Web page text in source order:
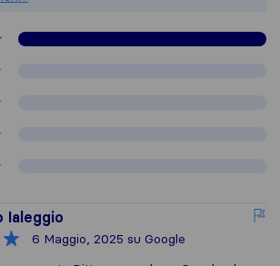
Ialeggio
6 Maggio, 2025 su Google